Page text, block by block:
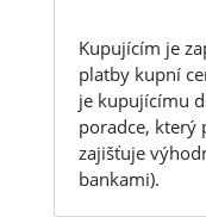
Kupujícím je
platby kupní
je kupujícímu
poradce, který
zajišťuje
bankami).